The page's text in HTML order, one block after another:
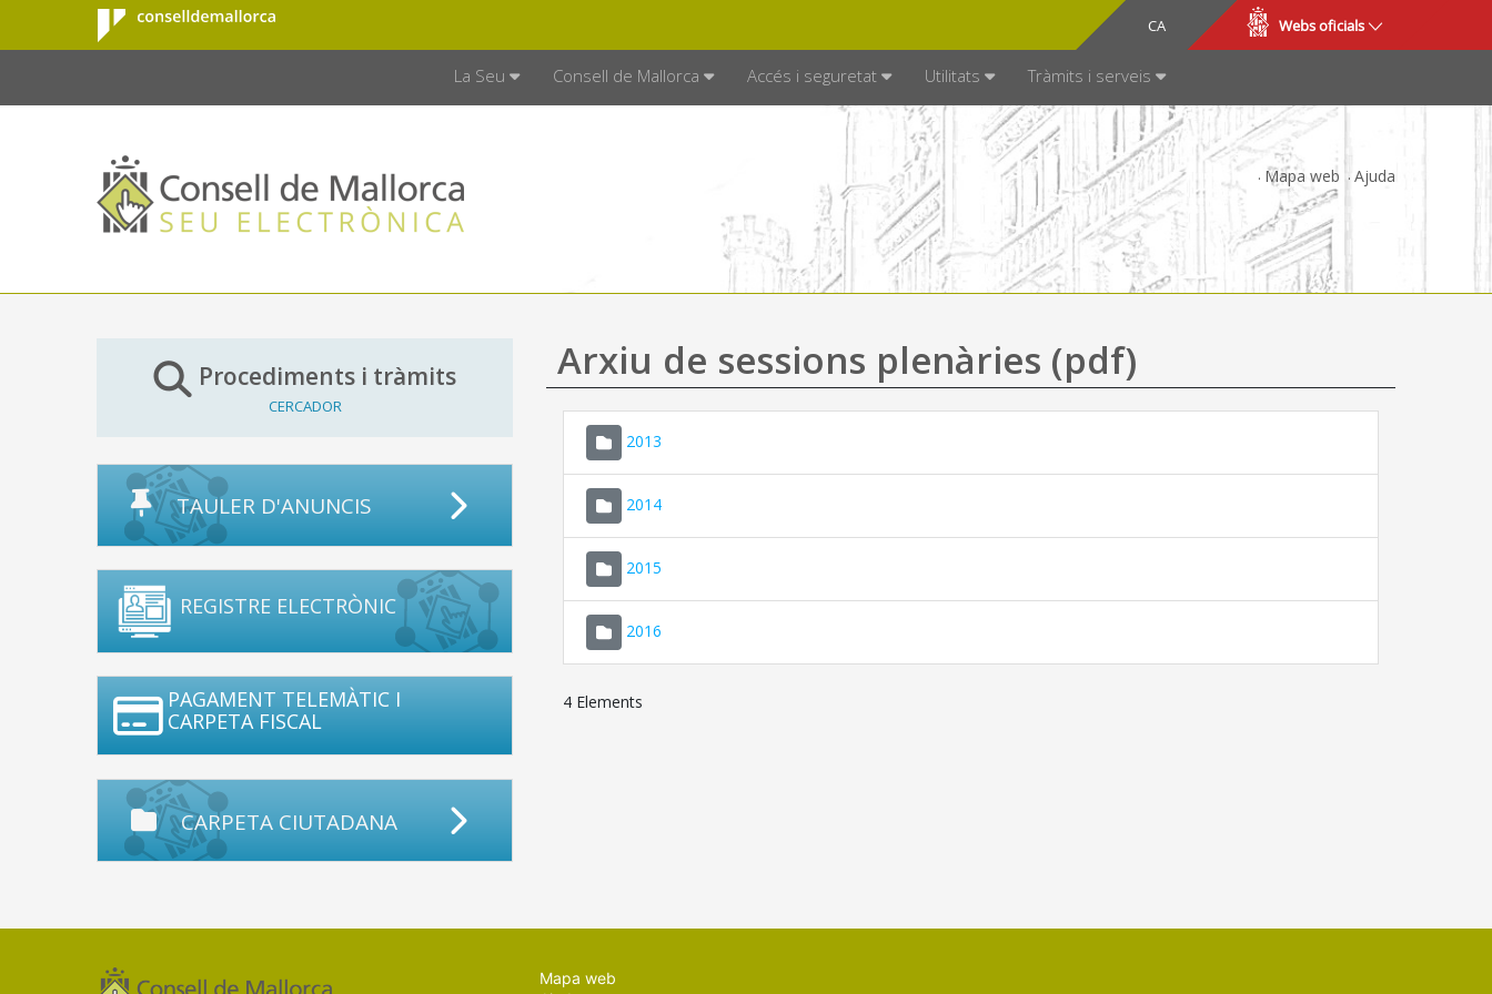
Salta al contingut principal
Consell de
Mallorca
CA
ES Webs oficials
La Seu Consell de Mallorca Accés i seguretat Utilitats Tràmits i serveis
Mapa web Ajuda
Procediments i tràmits
CERCADOR
TAULER D'ANUNCIS
REGISTRE ELECTRÒNIC
PAGAMENT TELEMÀTIC I
CARPETA FISCAL
CARPETA CIUTADANA
Arxiu de sessions plenàries (pdf)
2013
2014
2015
2016
4 Elements
Mapa web